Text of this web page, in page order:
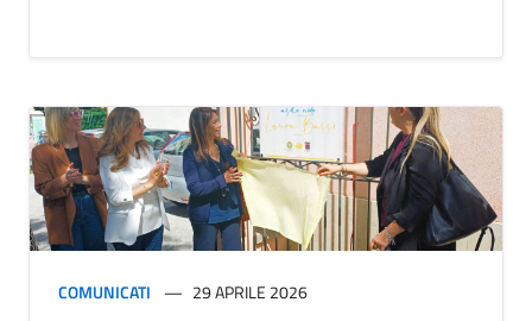
COMUNICATI 29 APRILE 2026